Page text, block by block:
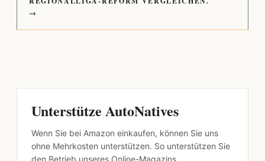
→
Unterstütze AutoNatives
Wenn Sie bei Amazon einkaufen, können Sie uns
ohne Mehrkosten unterstützen. So unterstützen Sie
den Betrieb unseres Online-Magazins.